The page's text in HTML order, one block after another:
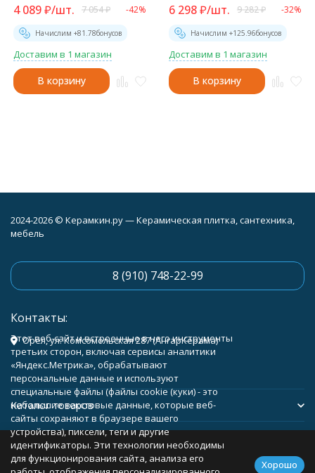
смеситель(Kirovit) -
4 089₽/шт. 7 054₽ -42%
Начислим +81.78бонусов
Доставим в 1 магазин
В корзину
-6 298₽/шт. 9 282₽ -32%
Начислим +125.96бонусов
Доставим в 1 магазин
В корзину
2024-2026 © Керамкин.ру — Керамическая плитка, сантехника,
мебель
8 (910) 748-22-99
Контакты:
Орёл, ул. Комсомольская 287 (АнгарКерама)
Каталог товаров
Помощь
Этот веб-сайт и встроенные в него инструменты
третьих сторон, включая сервисы аналитики
«Яндекс.Метрика», обрабатывают
персональные данные и используют
специальные файлы (файлы cookie (куки) - это
небольшие текстовые данные, которые веб-
сайты сохраняют в браузере вашего
устройства), пиксели, теги и другие
идентификаторы. Эти технологии необходимы
для функционирования сайта, анализа его
Хорошо